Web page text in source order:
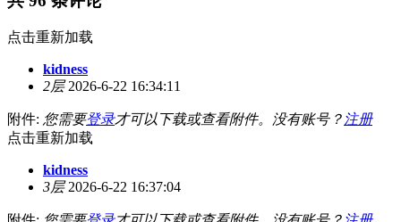
点击重新加载
kidness
2层2026-6-22 16:34:11
附件: 您需要登录才可以下载或查看附件。没有账号？ 注册
点击重新加载
kidness
3层2026-6-22 16:37:04